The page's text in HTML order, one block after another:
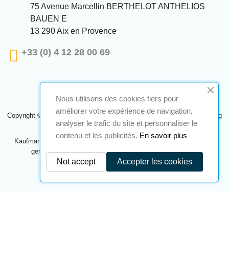
75 Avenue Marcellin BERTHELOT ANTHELIOS
BAUEN E
13 290 Aix en Provence
+33 (0) 4 12 28 00 69
Copyright © 2024 A2S ATEX. Alle Rechte vorbehalten. Eine Realisierung
Navilog
Kaufmann, der von der offensichtlichen Meinung des Unternehmens
genehmigt wurde,Klicken Sie hier, um es zu überprüfen.
Nous utilisons des cookies tiers pour
améliorer votre expérience de navigation,
analyser le trafic du site et personnaliser le
contenu et les publicités. En savoir plus
Accepter les cookies
Not accept